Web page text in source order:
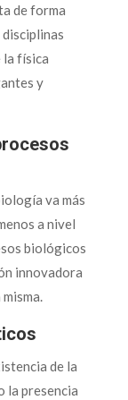
de forma
la física
y
va más
a nivel
biológicos
innovadora
de la
la presencia